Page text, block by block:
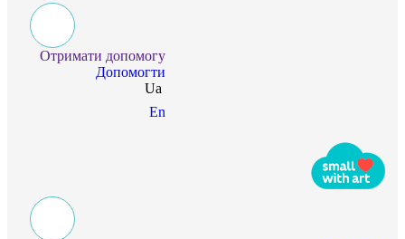
Отримати допомогу
Допомогти
Ua
En